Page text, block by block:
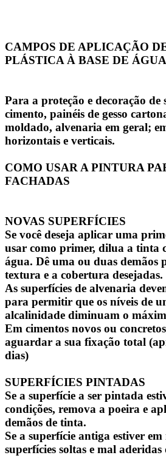
CAMPOS DE APLICAÇÃO
PLÁSTICA À BASE DE ÁGUA
Para a proteção e decoração de
cimento, painéis de gesso
moldado, alvenaria em geral;
horizontais e verticais.
COMO USAR A PINTURA
FACHADAS
NOVAS SUPERFÍCIES
Se você deseja aplicar uma
usar como primer, dilua a tinta
água. Dê uma ou duas demãos
textura e a cobertura desejadas.
As superfícies de alvenaria
para permitir que os níveis de
alcalinidade diminuam o
Em cimentos novos ou
aguardar a sua fixação total
dias)
SUPERFÍCIES PINTADAS
Se a superfície a ser pintada
condições, remova a poeira e
demãos de tinta.
Se a superfície antiga estiver em
superfícies soltas e mal aderidas